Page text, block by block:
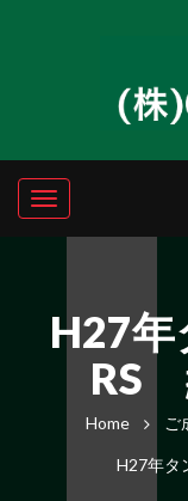
H27
RS
Home ご
H27年タ